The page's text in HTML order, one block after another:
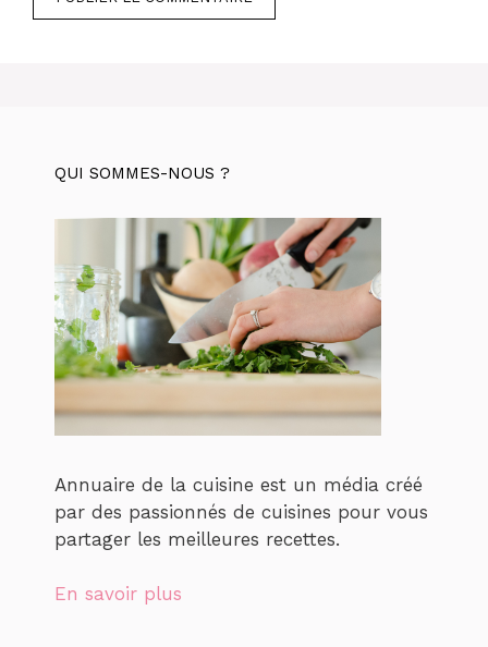
QUI SOMMES-NOUS ?
Annuaire de la cuisine est un média créé
par des passionnés de cuisines pour vous
partager les meilleures recettes.
En savoir plus